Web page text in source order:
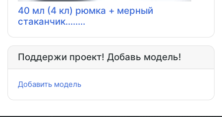
40 мл (4 кл) рюмка + мерный
стаканчик........
Поддержи проект! Добавь модель!
Добавить модель